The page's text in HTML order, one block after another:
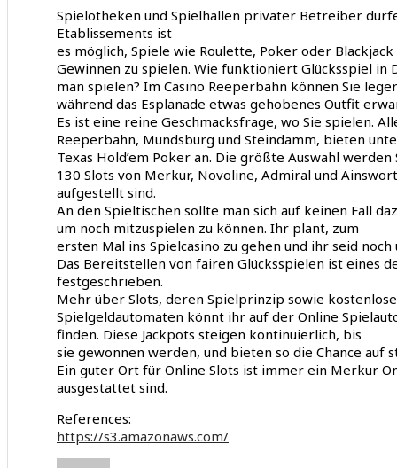
Spielotheken und Spielhallen privater Betreiber
Etablissements ist
es möglich, Spiele wie Roulette, Poker oder
Gewinnen zu spielen. Wie funktioniert Glücksspiel in
man spielen? Im Casino Reeperbahn können Sie
während das Esplanade etwas gehobenes Outfit
Es ist eine reine Geschmacksfrage, wo Sie spielen.
Reeperbahn, Mundsburg und Steindamm, bieten
Texas Hold’em Poker an. Die größte Auswahl
130 Slots von Merkur, Novoline, Admiral und
aufgestellt sind.
An den Spieltischen sollte man sich auf keinen Fall
um noch mitzuspielen zu können. Ihr plant, zum
ersten Mal ins Spielcasino zu gehen und ihr seid
Das Bereitstellen von fairen Glücksspielen ist eines
festgeschrieben.
Mehr über Slots, deren Spielprinzip sowie kostenlose
Spielgeldautomaten könnt ihr auf der Online
finden. Diese Jackpots steigen kontinuierlich, bis
sie gewonnen werden, und bieten so die Chance auf
Ein guter Ort für Online Slots ist immer ein Merkur
ausgestattet sind.
References:
https://s3.amazonaws.com/